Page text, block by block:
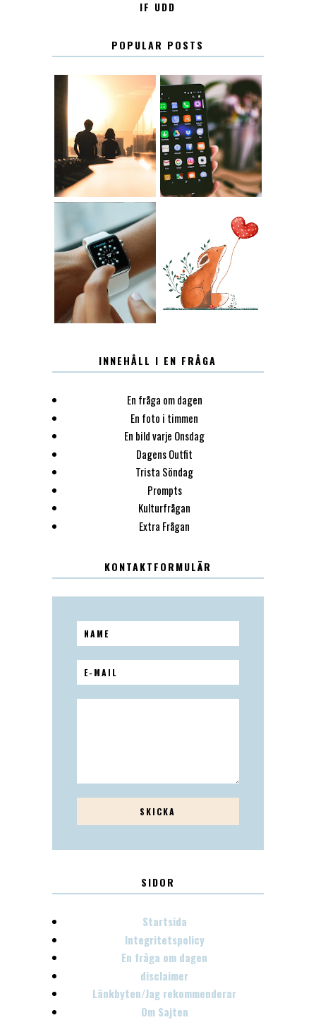
IF UDD
POPULAR POSTS
KONTAKT KONTAKTLISTA
12.30 LUGN
INNEHÅLL I EN FRÅGA
En fråga om dagen
En foto i timmen
En bild varje Onsdag
Dagens Outfit
Trista Söndag
Prompts
Kulturfrågan
Extra Frågan
KONTAKTFORMULÄR
SIDOR
Startsida
Integritetspolicy
En fråga om dagen
disclaimer
Länkbyten/Jag rekommenderar
Om Sajten